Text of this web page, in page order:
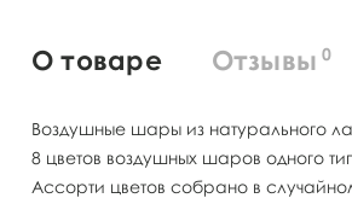
О товаре Отзывы 0
Воздушные шары из натурального
8 цветов воздушных шаров одного
Ассорти цветов собрано в